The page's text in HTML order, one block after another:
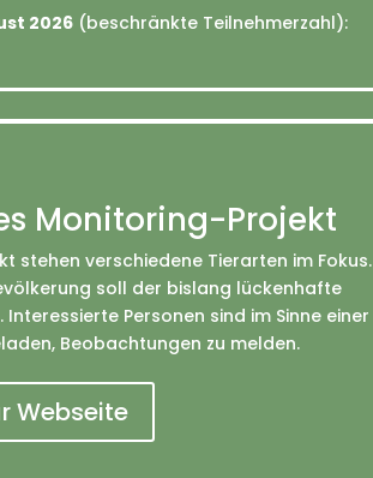
2026(beschränkte Teilnehmerzahl):
Monitoring-Projekt
stehen verschiedene Tierarten im Fokus.
soll der bislang lückenhafte
Personen sind im Sinne einer
Beobachtungen zu melden.
Webseite